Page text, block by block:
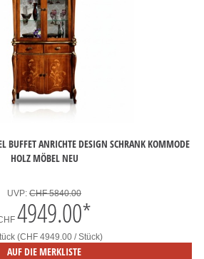
BUFFET ANRICHTE DESIGN SCHRANK KOMMODE
HOLZ MÖBEL NEU
UVP: CHF 5840.00
4949.00*
(CHF 4949.00 / Stück)
AUF DIE MERKLISTE